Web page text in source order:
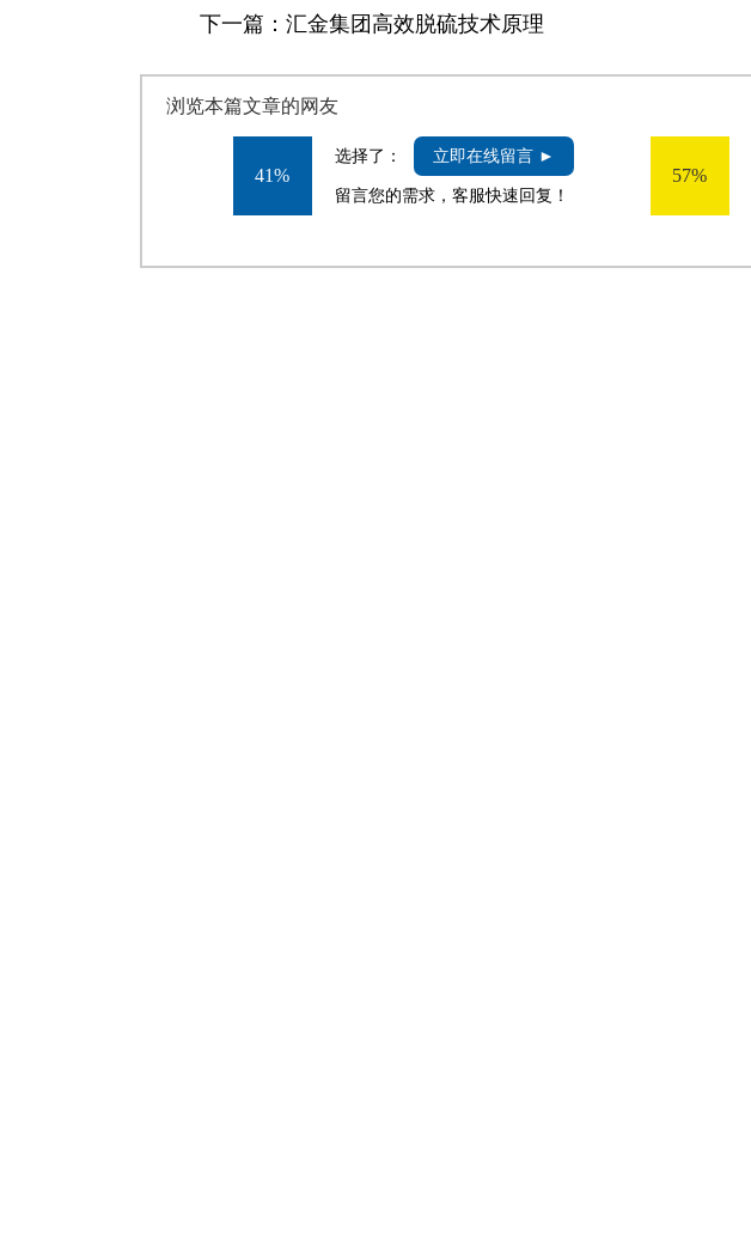
下一篇： 汇金集团高效脱硫技术原理
浏览本篇文章的网友
41%
选择了： 立即在线留言 ►
留言您的需求，客服快速回复！
57%